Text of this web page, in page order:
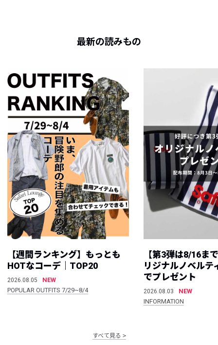
最新の読みもの
【週間ランキング】もっとも
HOTなコーデ｜TOP20
2026.08.05
NEW
POPULAR OUTFITS 7/29~8/4
【第3弾は8/16ま
リジナルノベルテ
でプレゼント
2026.08.03
NEW
INFORMATION
すべて見る